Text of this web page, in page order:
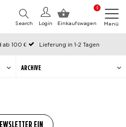
0
Einkaufswagen
Login
Search Menü
ab 100 €
Lieferung in 1-2 Tagen
bestellt, noch am selben Tag versendet
später oder in Teilen
ARCHIVE